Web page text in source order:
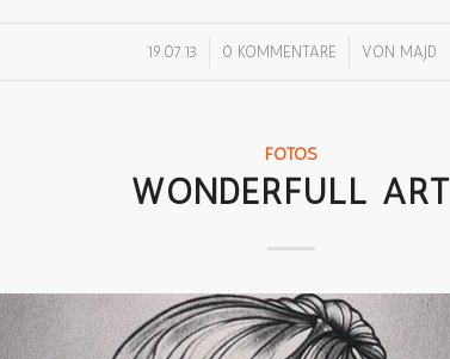
19.07.13 0 KOMMENTARE
/ VON MAJD
FOTOS
WONDERFULL ART